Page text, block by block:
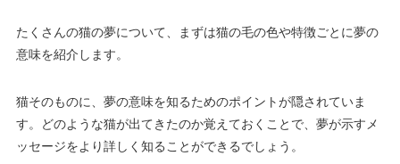
たくさんの猫の夢について、まずは猫の毛の色や特徴ごとに夢の
意味を紹介します。
猫そのものに、夢の意味を知るためのポイントが隠されていま
す。どのような猫が出てきたのか覚えておくことで、夢が示すメ
ッセージをより詳しく知ることができるでしょう。